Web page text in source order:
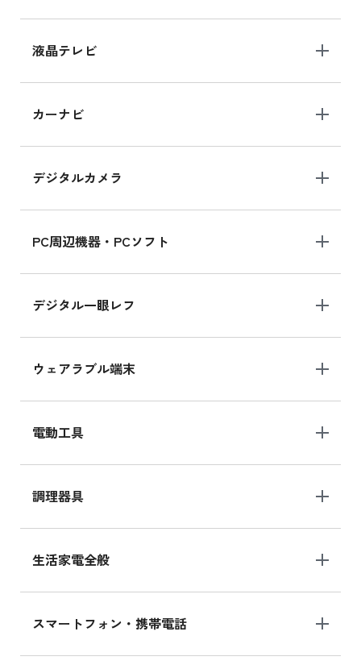
液晶テレビ
カーナビ
デジタルカメラ
PC周辺機器・PCソフト
デジタル一眼レフ
ウェアラブル端末
電動工具
調理器具
生活家電全般
スマートフォン・携帯電話
iPhone 15 128GB シリーズ
iPhone 15 128GB の新品買取価格
MK2K3J/Aの新品買取価格はこちら